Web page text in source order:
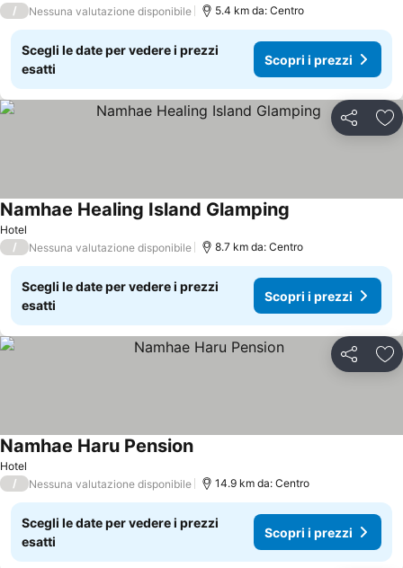
/ Nessuna valutazione disponibile 5.4 km da: Centro
Scegli le date per vedere i prezzi
esatti
Scopri i prezzi
Condividi
Hotel
Namhae Healing Island Glamping
/ Nessuna valutazione disponibile 8.7 km da: Centro
Scegli le date per vedere i prezzi
esatti
Scopri i prezzi
Condividi
Hotel
Namhae Haru Pension
/ Nessuna valutazione disponibile 14.9 km da: Centro
Scegli le date per vedere i prezzi
esatti
Scopri i prezzi